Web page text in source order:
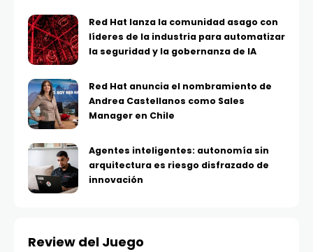
Red Hat lanza la comunidad asago con
líderes de la industria para automatizar
la seguridad y la gobernanza de IA
Red Hat anuncia el nombramiento de
Andrea Castellanos como Sales
Manager en Chile
Agentes inteligentes: autonomía sin
arquitectura es riesgo disfrazado de
innovación
Review del Juego